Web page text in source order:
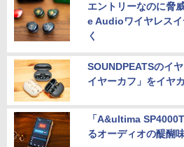
エントリーなのに脅
e Audioワイヤレス
く
SOUNDPEATSのイ
イヤーカフ」をイヤ
「A&ultima
るオーディオの醍醐